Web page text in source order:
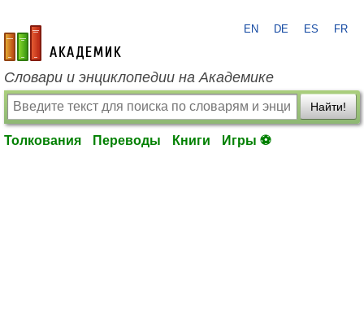
academic.ru
EN DE ES FR
Словари и энциклопедии на Академике
Найти!
Толкования Переводы Книги Игры ⚽